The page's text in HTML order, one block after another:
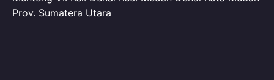
Prov. Sumatera Utara